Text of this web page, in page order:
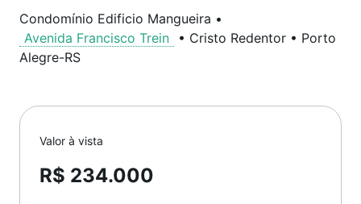
Condomínio Edificio Mangueira •
Avenida Francisco Trein
• Cristo Redentor • Porto
Alegre-RS
Valor à vista
R$ 234.000